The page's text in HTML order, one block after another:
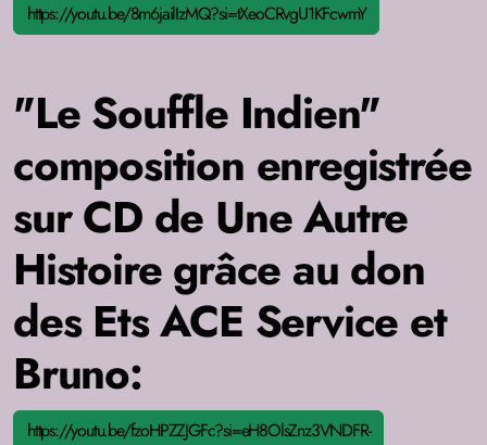
https://youtu.be/8m6jailIzMQ?si=tXeoCRvgU1KFcwmY
"Le Souffle Indien"
composition enregistrée
sur CD de Une Autre
Histoire grâce au don
des Ets ACE Service et
Bruno:
https://youtu.be/fzoHPZZJGFc?si=eH8OlsZnz3VNDFR-